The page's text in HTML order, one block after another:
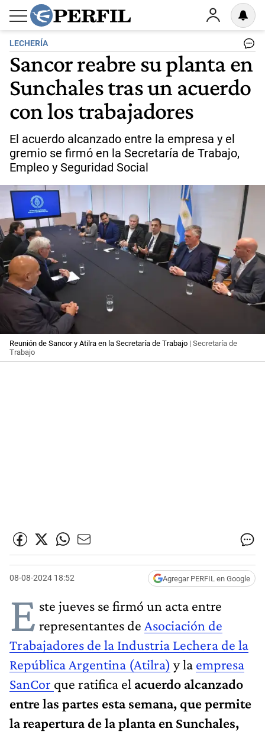
LECHERÍA
Sancor reabre su planta en
Sunchales tras un acuerdo
con los trabajadores
El acuerdo alcanzado entre la empresa y el
gremio se firmó en la Secretaría de Trabajo,
Empleo y Seguridad Social
Reunión de Sancor y Atilra en la Secretaría de Trabajo | Secretaría de
Trabajo
08-08-2024 18:52 Agregar PERFIL en Google
E ste jueves se firmó un acta entre
representantes de Asociación de
Trabajadores de la Industria Lechera de la
República Argentina (Atilra) y la empresa
SanCor que ratifica el acuerdo alcanzado
entre las partes esta semana, que permite
la reapertura de la planta en Sunchales,